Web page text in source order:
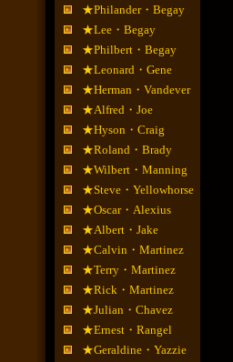
★Philander・Begay
★Lee・Begay
★Philbert・Begay
★Leonard・Gene
★Herman・Vandever
★Alfred・Joe
★Hyson・Craig
★Roland・Brady
★Wilbert・Manning
★Steve・Yellowhorse
★Oscar・Alexius
★Albert・Jake
★Calvin・Martinez
★Terry・Martinez
★Rick・Martinez
★Julian・Chavez
★Ernest・Rangel
★Geraldine・Yazzie